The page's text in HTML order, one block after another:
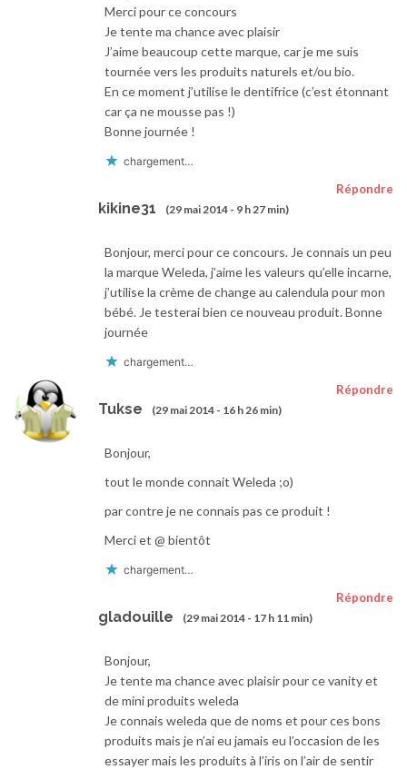
Merci pour ce concours
Je tente ma chance avec plaisir
J’aime beaucoup cette marque, car je me suis
tournée vers les produits naturels et/ou bio.
En ce moment j’utilise le dentifrice (c’est étonnant
car ça ne mousse pas !)
Bonne journée !
chargement…
kikine31 (29 mai 2014 - 9 h 27 min)
Répondre
Bonjour, merci pour ce concours. Je connais un peu
la marque Weleda, j’aime les valeurs qu’elle incarne,
j’utilise la crème de change au calendula pour mon
bébé. Je testerai bien ce nouveau produit. Bonne
journée
chargement…
Tukse (29 mai 2014 - 16 h 26 min)
Répondre
Bonjour,
tout le monde connait Weleda ;o)
par contre je ne connais pas ce produit !
Merci et @ bientôt
chargement…
gladouille (29 mai 2014 - 17 h 11 min)
Répondre
Bonjour,
Je tente ma chance avec plaisir pour ce vanity et
de mini produits weleda
Je connais weleda que de noms et pour ces bons
produits mais je n’ai eu jamais eu l’occasion de les
essayer mais les produits à l’iris on l’air de sentir